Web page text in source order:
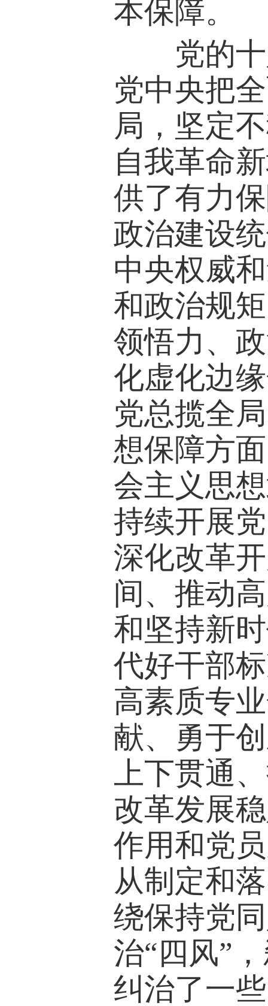
本保障。
党的十
党中央把
局，坚定
自我革命
供了有力
政治建设
中央权威
和政治规
领悟力、
化虚化边
党总揽全
想保障方
会主义思
持续开展
深化改革
间、推动
和坚持新
代好干部
高素质专
献、勇于
上下贯通
改革发展
作用和党
从制定和
绕保持党
治“四风”
纠治了一